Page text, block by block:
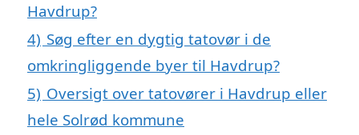
Havdrup?
4) Søg efter en dygtig tatovør i de
omkringliggende byer til Havdrup?
5) Oversigt over tatovører i Havdrup eller
hele Solrød kommune